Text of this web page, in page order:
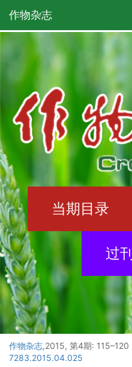
作物杂志
当期目录
过
作物杂志,2015, 第4期: 115–120
7283.2015.04.025